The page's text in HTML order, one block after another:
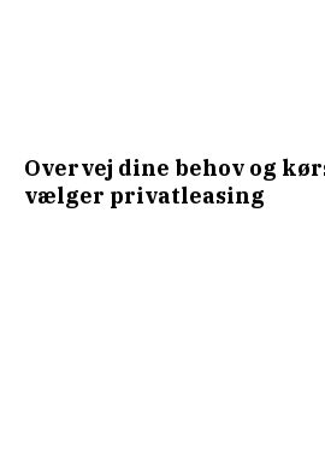
Overvej dine behov og
vælger privatleasing